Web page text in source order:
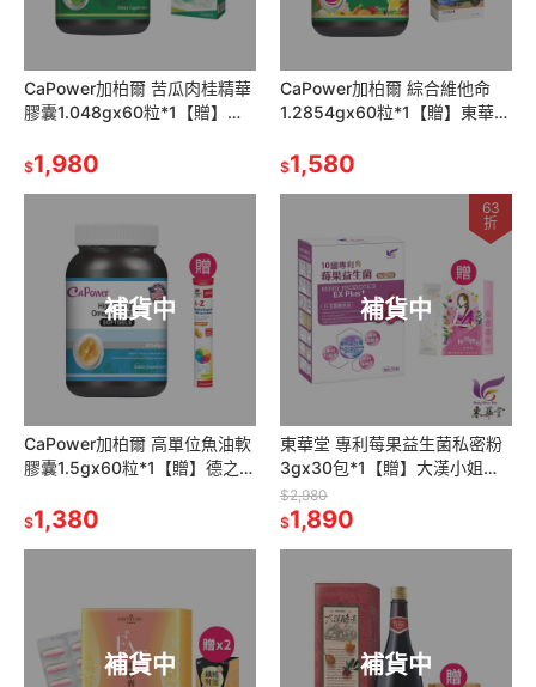
CaPower加柏爾 苦瓜肉桂精華
膠囊1.048gx60粒*1【贈】東
$1,980
CaPower加柏爾 綜合維他命
1.2854gx60粒*1【贈】東華堂
$1,580
補貨中
CaPower加柏爾 高單位魚油軟
膠囊1.5gx60粒*1【贈】德之寶
$1,380
補貨中
63
折
東華堂 專利莓果益生菌私密粉
3gx30包*1【贈】大漢小姐姐
極潤膠原雙酵粉8gx7包*1
$2,980
$1,890
補貨中 補貨中